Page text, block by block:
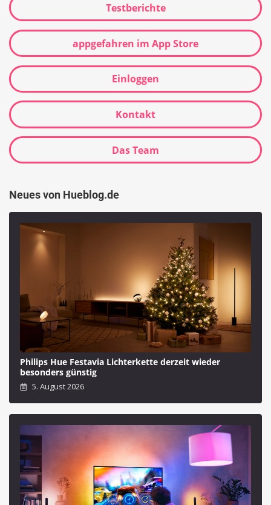
Testberichte
appgefahren im App Store
Einloggen
Kontakt
Das Team
Neues von Hueblog.de
Philips Hue Festavia Lichterkette derzeit wieder
besonders günstig
5. August 2026